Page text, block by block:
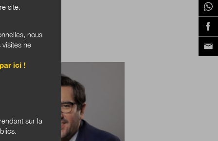
site.
nous
ne
ici !
sur la